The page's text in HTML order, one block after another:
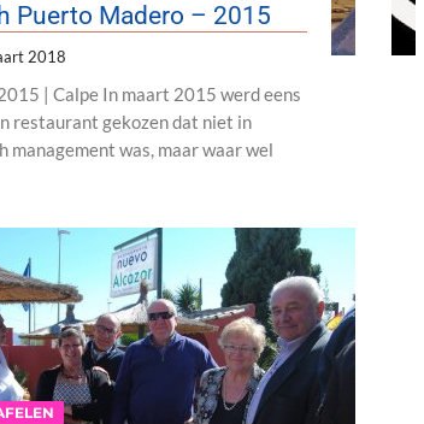
Puerto Madero – 2015
2018
| Calpe In maart 2015 werd eens
restaurant gekozen dat niet in
management was, maar waar wel